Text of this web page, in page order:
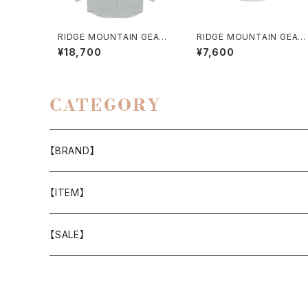
RIDGE MOUNTAIN GEAR /
HOODED LONG SLEEVE S
HIRT（WOMEN）2026
¥18,700
RIDGE MOUNTAIN GEAR
BASIC CAP（2026）
¥7,600
CATEGORY
【BRAND】
山と道
T-SHIRT
迷迭香
【ITEM】
WEAR
【SALE】